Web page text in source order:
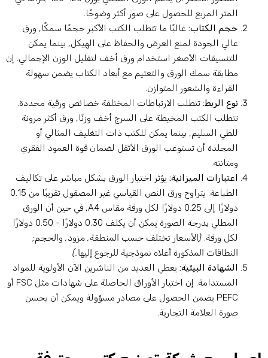
المتر المربع للحصول على صور أكثر وضوحًا.
حجم الكتاب:غالبًا ما تتطلب الكتب الأكبر حجمًا سمكًا, ورق
عالي الجودة لمنع العرض والحفاظ على الهيكل, بينما يمكن
للتنسيقات الأصغر استخدام ورق أخف لتقليل الوزن الإجمالي. إن
مطابقة سمك الورق والتعتيم مع أبعاد الكتاب يضمن سهولة
القراءة والشعور المتوازن.
نوع الربط:تتطلب الارتباطات المختلفة خصائص ورقية محددة.
تتطلب الكتب المخيطة على السرج أخف وزنًا, ورق أكثر مرونة
للطي السليم, بينما يمكن للكتب ذات التغليف المثالي أو
المجلدة أن تستوعب الورق الأثقل لضمان قوة العمود الفقري
ومتانته.
اعتبارات الميزانية:يؤثر اختيار الورق بشكل مباشر على تكاليف
الطباعة. يتراوح ورق النص القياسي غير المصقول تقريبًا من 0.15
دولارًا إلى 0.25 دولارًا لكل ورقة مقاس A4, في حين أن الورق
المطلي بدرجة الصورة يمكن أن يكلف 0.30 دولارًا - 0.50 دولارًا
لكل ورقة.(الأسعار تختلف حسب المنطقة, مزود, والحجم;
النطاقات المذكورة أعلاه نموذجية للرجوع إليها.)
الشهادة البيئية:يعطي العديد من الناشرين الآن الأولوية للمواد
المستدامة. إن اختيار الأوراق الحاصلة على شهادات مثل FSC أو
PEFC يضمن الحصول على مصادر مسؤولة ويمكن أن يحسن
صورة العلامة التجارية.